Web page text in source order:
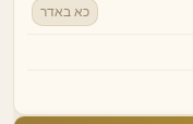
כא באדר